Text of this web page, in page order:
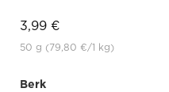
3,99 €
50 g (79,80 €/1 kg)
Berk